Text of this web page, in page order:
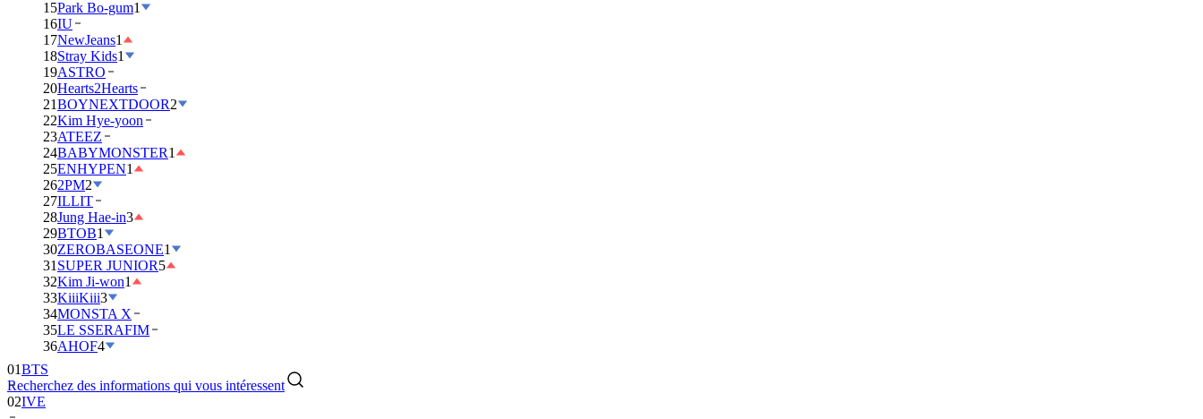
15Park Bo-gum1
16IU
17NewJeans1
18Stray Kids1
19ASTRO
20Hearts2Hearts
21BOYNEXTDOOR2
22Kim Hye-yoon
23ATEEZ
24BABYMONSTER1
25ENHYPEN1
262PM2
27ILLIT
28Jung Hae-in3
29BTOB1
30ZEROBASEONE1
31 SUPER JUNIOR5
32Kim Ji-won1
33KiiiKiii3
34MONSTA X
35LE SSERAFIM
36AHOF4
Recherchez des informations qui vous intéressent
BTS
02IVE
03DAY6